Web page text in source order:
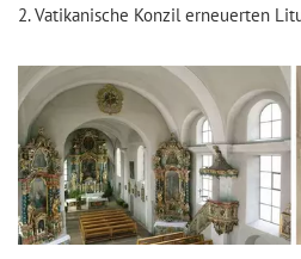
2. Vatikanische Konzil erneuerten